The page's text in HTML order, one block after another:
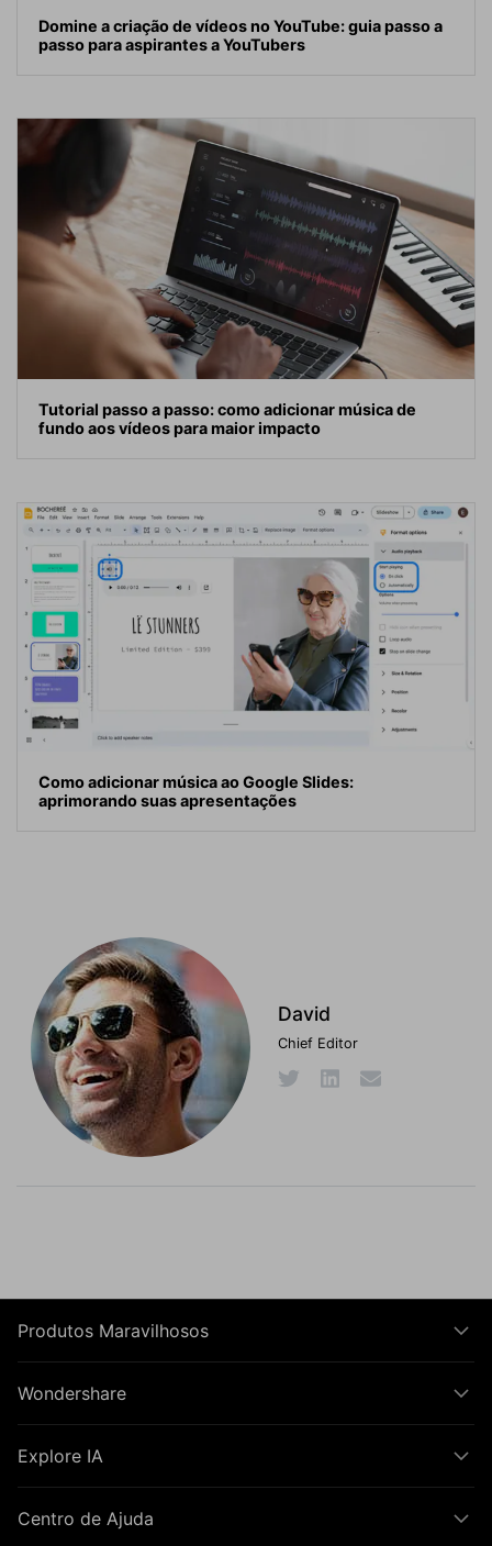
Domine a criação de vídeos no YouTube: guia passo a
passo para aspirantes a YouTubers
Tutorial passo a passo: como adicionar música de
fundo aos vídeos para maior impacto
Como adicionar música ao Google Slides:
aprimorando suas apresentações
David
Chief Editor
Produtos Maravilhosos
Wondershare
Explore IA
Centro de Ajuda